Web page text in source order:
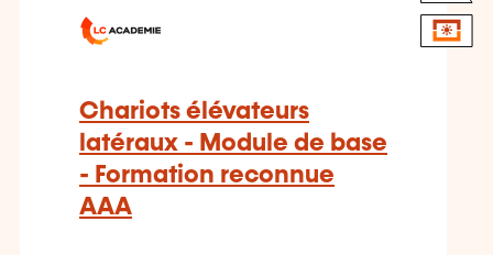
Chariots élévateurs
latéraux - Module de base
- Formation reconnue
AAA